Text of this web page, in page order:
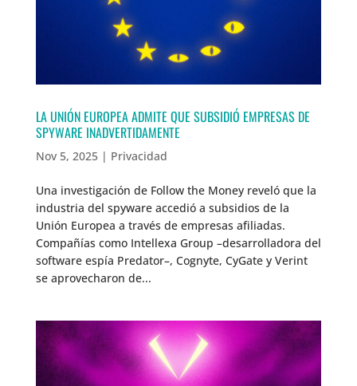
LA UNIÓN EUROPEA ADMITE QUE SUBSIDIÓ EMPRESAS DE
SPYWARE INADVERTIDAMENTE
Nov 5, 2025| Privacidad
Una investigación de Follow the Money reveló que la
industria del spyware accedió a subsidios de la
Unión Europea a través de empresas afiliadas.
Compañías como Intellexa Group –desarrolladora del
software espía Predator–, Cognyte, CyGate y Verint
se aprovecharon de...